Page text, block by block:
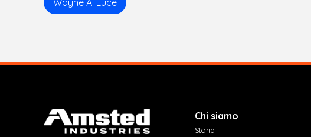
Wayne A. Luce
Chi siamo
Storia